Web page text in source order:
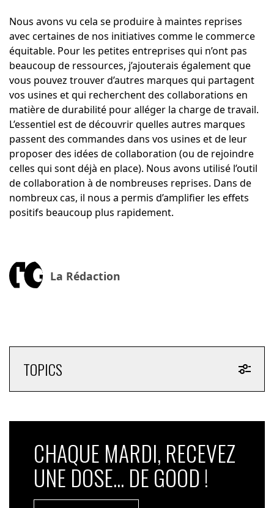
Nous avons vu cela se produire à maintes reprises
avec certaines de nos initiatives comme le commerce
équitable. Pour les petites entreprises qui n’ont pas
beaucoup de ressources, j’ajouterais également que
vous pouvez trouver d’autres marques qui partagent
vos usines et qui recherchent des collaborations en
matière de durabilité pour alléger la charge de travail.
L’essentiel est de découvrir quelles autres marques
passent des commandes dans vos usines et de leur
proposer des idées de collaboration (ou de rejoindre
celles qui sont déjà en place). Nous avons utilisé l’outil
de collaboration à de nombreuses reprises. Dans de
nombreux cas, il nous a permis d’amplifier les effets
positifs beaucoup plus rapidement.
La Rédaction
TOPICS
CHAQUE MARDI, RECEVEZ
UNE DOSE... DE GOOD !